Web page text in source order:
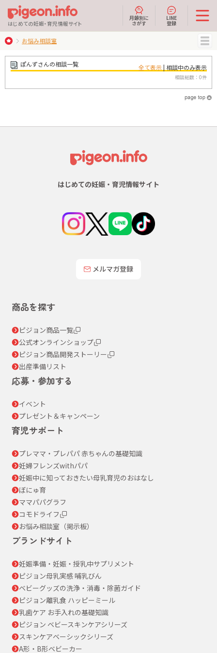
はじめての妊娠・育児情報サイト
月齢別に
さがす
LINE
登録
MENU
お悩み相談室
ぽんずさんの相談一覧 全て表示| 相談中のみ表示
相談総数：0件
はじめての妊娠・育児情報サイト
メルマガ登録
商品を探す
ピジョン商品一覧
公式オンラインショップ
ピジョン商品開発ストーリー
出産準備リスト
応募・参加する
イベント
プレゼント＆キャンペーン
育児サポート
プレママ・プレパパ 赤ちゃんの基礎知識
妊婦フレンズwithパパ
妊娠中に知っておきたい母乳育児のおはなし
ぼにゅ育
ママパパグラフ
コモドライフ
お悩み相談室（掲示板）
ブランドサイト
妊娠準備・妊娠・授乳中サプリメント
ピジョン母乳実感 哺乳びん
ベビーグッズの洗浄・消毒・除菌ガイド
ピジョン離乳食 ハッピーミール
乳歯ケア お手入れの基礎知識
ピジョン ベビースキンケアシリーズ
スキンケアベーシックシリーズ
A形・B形ベビーカー